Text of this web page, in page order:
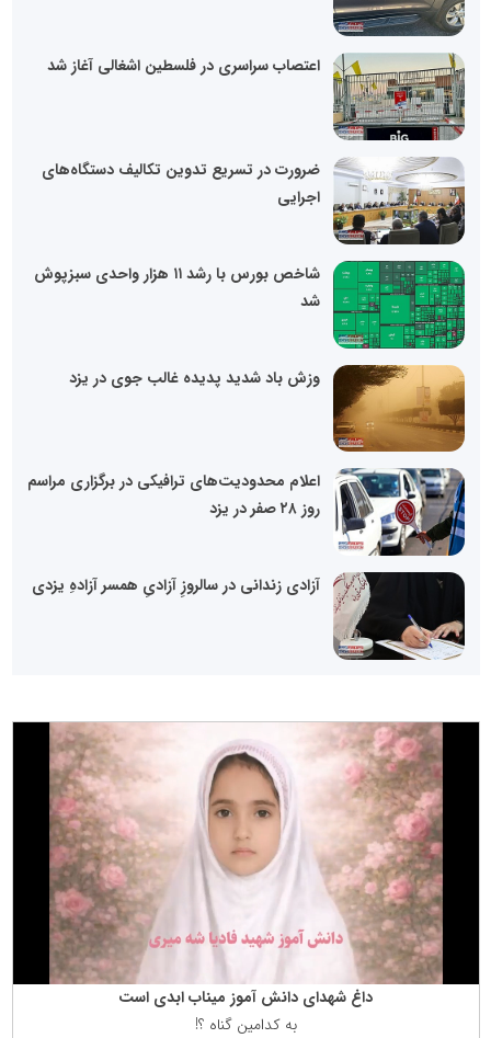
اعتصاب سراسری در فلسطین اشغالی آغاز شد
ضرورت در تسریع تدوین تکالیف دستگاه‌های
اجرایی
شاخص بورس با رشد ۱۱ هزار واحدی سبزپوش
شد
وزش باد شدید پدیده غالب جوی در یزد
اعلام محدودیت‌های ترافیکی در برگزاری مراسم
روز ۲۸ صفر در یزد
آزادی زندانی در سالروزِ آزادیِ همسر آزادهِ یزدی
داغ شهدای دانش آموز میناب ابدی است
به كدامین گناه ؟!